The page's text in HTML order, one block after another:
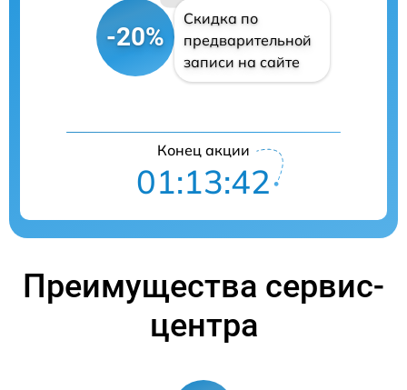
-20%
Скидка по
предварительной
записи на сайте
Конец акции
01:13:42
Преимущества сервис-
центра